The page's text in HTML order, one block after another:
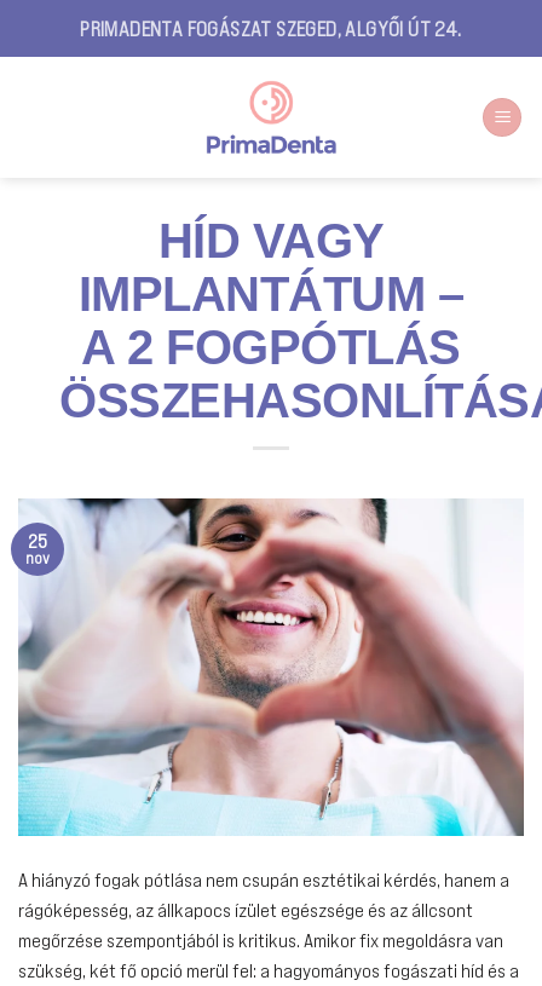
PRIMADENTA FOGÁSZAT SZEGED, ALGYŐI ÚT 24.
HÍD VAGY
IMPLANTÁTUM –
A 2 FOGPÓTLÁS
25
nov
A hiányzó fogak pótlása nem csupán esztétikai kérdés, hanem a
rágóképesség, az állkapocs ízület egészsége és az állcsont
megőrzése szempontjából is kritikus. Amikor fix megoldásra van
szükség, két fő opció merül fel: a hagyományos fogászati híd és a